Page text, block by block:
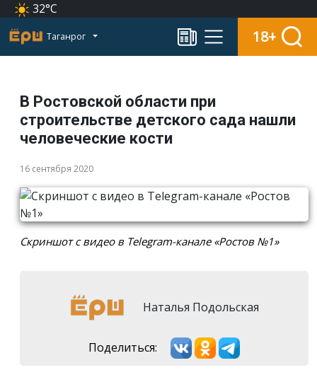
32°C
Таганрог 18+
В Ростовской области при
строительстве детского сада нашли
человеческие кости
16 сентября 2020
Скриншот с видео в Telegram-канале «Ростов №1»
Наталья Подольская
Поделиться: